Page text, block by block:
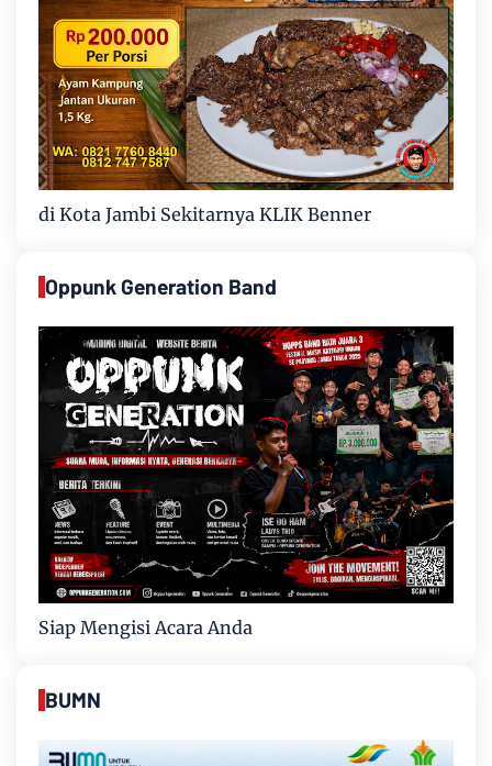
di Kota Jambi Sekitarnya KLIK Benner
Oppunk Generation Band
Siap Mengisi Acara Anda
BUMN